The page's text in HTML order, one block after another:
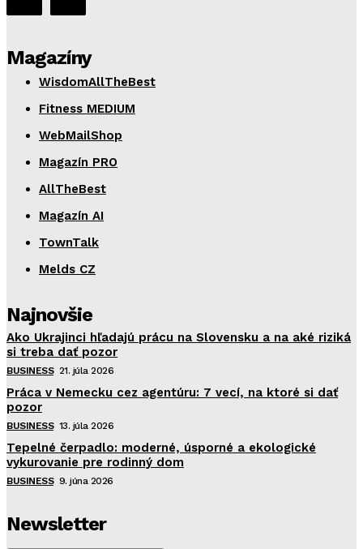
Magazíny
WisdomAllTheBest
Fitness MEDIUM
WebMailShop
Magazín PRO
AllTheBest
Magazín AI
TownTalk
Melds CZ
Najnovšie
Ako Ukrajinci hľadajú prácu na Slovensku a na aké riziká
si treba dať pozor
BUSINESS 21. júla 2026
Práca v Nemecku cez agentúru: 7 vecí, na ktoré si dať
pozor
BUSINESS 13. júla 2026
Tepelné čerpadlo: moderné, úsporné a ekologické
vykurovanie pre rodinný dom
BUSINESS 9. júna 2026
Newsletter